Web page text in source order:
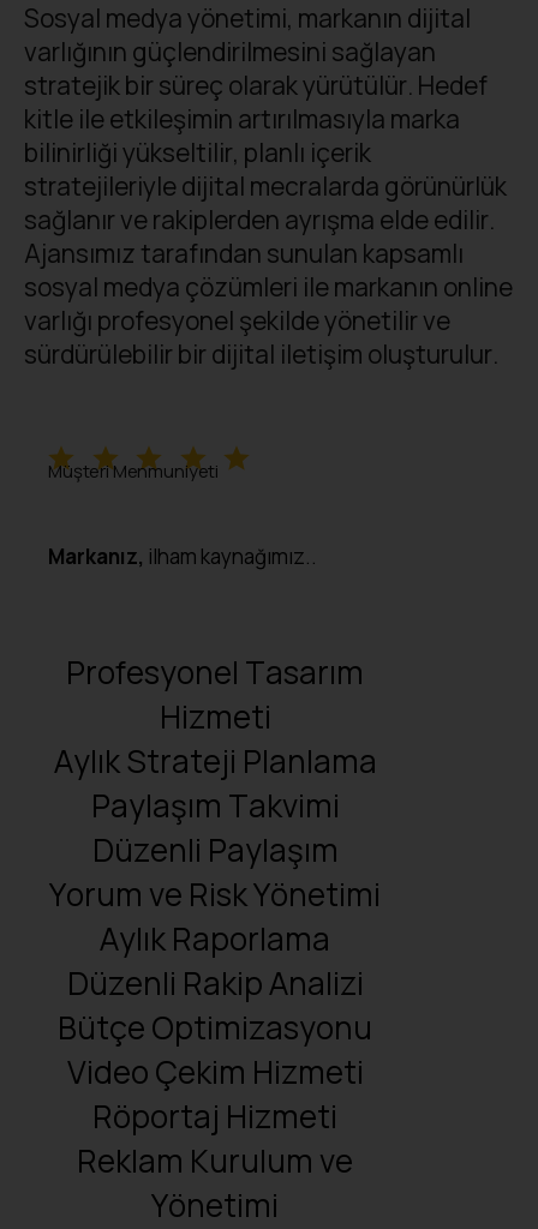
Sosyal medya yönetimi, markanın dijital
varlığının güçlendirilmesini sağlayan
stratejik bir süreç olarak yürütülür. Hedef
kitle ile etkileşimin artırılmasıyla marka
bilinirliği yükseltilir, planlı içerik
stratejileriyle dijital mecralarda görünürlük
sağlanır ve rakiplerden ayrışma elde edilir.
Ajansımız tarafından sunulan kapsamlı
sosyal medya çözümleri ile markanın online
varlığı profesyonel şekilde yönetilir ve
sürdürülebilir bir dijital iletişim oluşturulur.
Müşteri Menmuniyeti
Markanız, ilham kaynağımız..
Profesyonel Tasarım
Hizmeti
Aylık Strateji Planlama
Paylaşım Takvimi
Düzenli Paylaşım
Yorum ve RiskYönetimi
AylıkRaporlama
Düzenli RakipAnalizi
BütçeOptimizasyonu
VideoÇekim Hizmeti
Röportaj Hizmeti
Reklam Kurulum ve
Yönetimi